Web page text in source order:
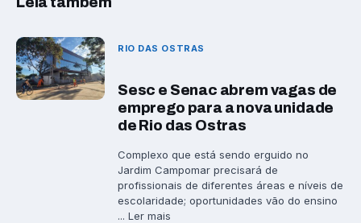
RIO DAS OSTRAS
Sesc e Senac abrem vagas de
emprego para a nova unidade
de Rio das Ostras
Complexo que está sendo erguido no
Jardim Campomar precisará de
profissionais de diferentes áreas e níveis de
escolaridade; oportunidades vão do ensino
... Ler mais